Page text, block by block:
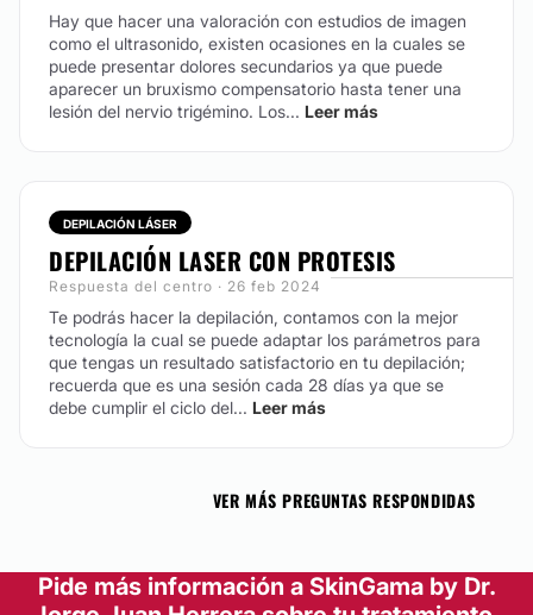
Hay que hacer una valoración con estudios de imagen
como el ultrasonido, existen ocasiones en la cuales se
puede presentar dolores secundarios ya que puede
aparecer un bruxismo compensatorio hasta tener una
lesión del nervio trigémino. Los... Leer más
DEPILACIÓN LÁSER
DEPILACIÓN LASER CON PROTESIS
Respuesta del centro · 26 feb 2024
Te podrás hacer la depilación, contamos con la mejor
tecnología la cual se puede adaptar los parámetros para
que tengas un resultado satisfactorio en tu depilación;
recuerda que es una sesión cada 28 días ya que se
debe cumplir el ciclo del... Leer más
VER MÁS PREGUNTAS RESPONDIDAS
Pide más información a SkinGama by Dr.